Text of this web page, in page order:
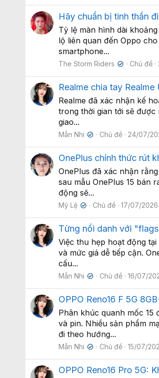
Hãy chuẩn bị tinh thần
Tỷ lệ màn hình dài
lộ liên quan đến Oppo
smartphone...
The Storm Riders ✔ Chủ đề
Realme chia tay
Realme đã xác nhận kế
trong thời gian tới sẽ được
giao...
Mẫn Nhi ✔ Chủ đề 24/07/
OnePlus chính thức rút
OnePlus đã xác nhận
sau mẫu OnePlus 15 bán
động sẽ...
Mỹ Lệ ✔ Chủ đề 17/07/2026
Từng nổi danh với
Việc thu hẹp hoạt động
và mức giá dễ tiếp cận.
cấu...
Mẫn Nhi ✔ Chủ đề 16/07/
OPPO Reno16 F 5G
Phân khúc quanh mốc 15
và pin. Nhiều sản phẩm
đi theo hướng...
Mẫn Nhi ✔ Chủ đề 15/07/
OPPO Reno16 Pro 5G: